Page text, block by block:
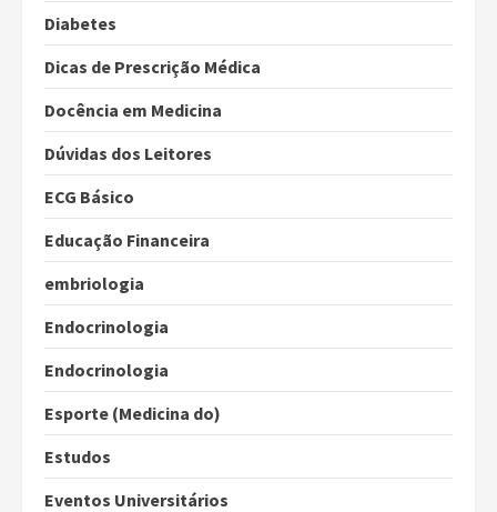
Diabetes
Dicas de Prescrição Médica
Docência em Medicina
Dúvidas dos Leitores
ECG Básico
Educação Financeira
embriologia
Endocrinologia
Endocrinologia
Esporte (Medicina do)
Estudos
Eventos Universitários